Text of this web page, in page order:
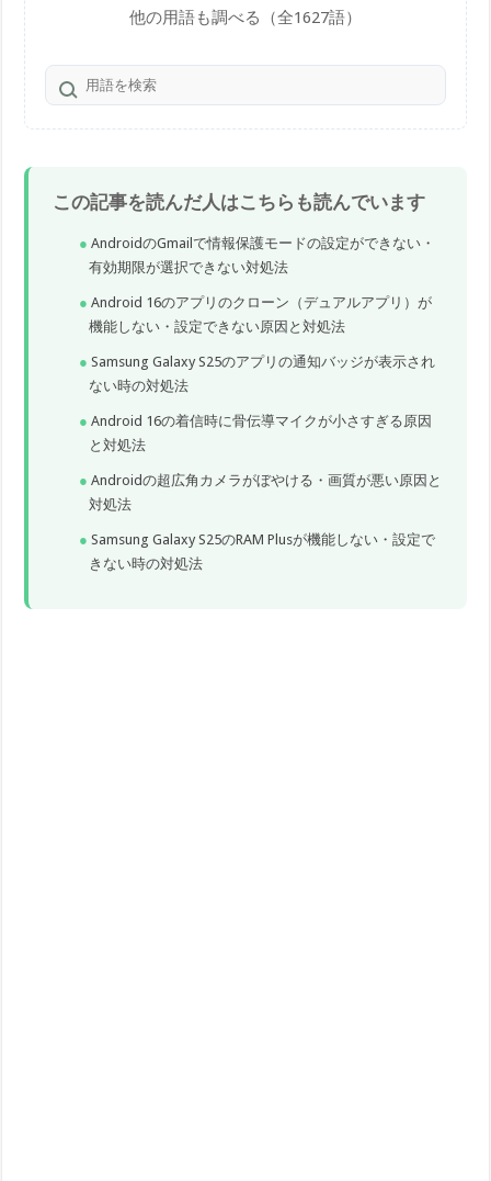
他の用語も調べる（全1627語）
この記事を読んだ人はこちらも読んでいます
AndroidのGmailで情報保護モードの設定ができない・
有効期限が選択できない対処法
Android 16のアプリのクローン（デュアルアプリ）が
機能しない・設定できない原因と対処法
Samsung Galaxy S25のアプリの通知バッジが表示され
ない時の対処法
Android 16の着信時に骨伝導マイクが小さすぎる原因
と対処法
Androidの超広角カメラがぼやける・画質が悪い原因と
対処法
Samsung Galaxy S25のRAM Plusが機能しない・設定で
きない時の対処法